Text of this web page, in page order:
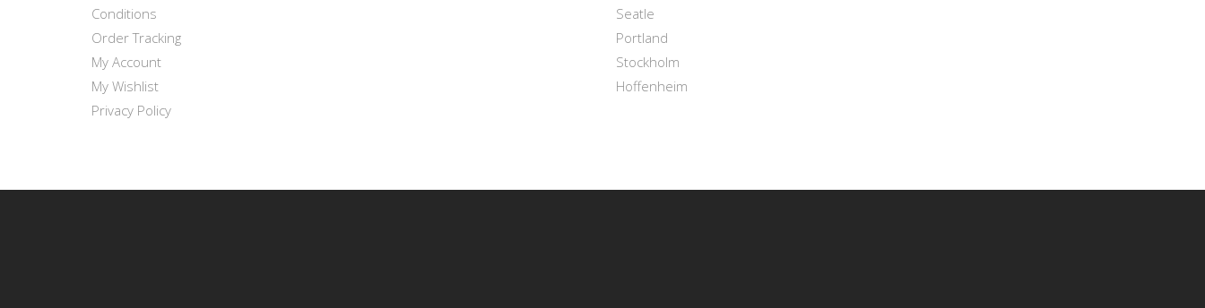
Conditions
Order Tracking
My Account
My Wishlist
Privacy Policy
Seatle
Portland
Stockholm
Hoffenheim